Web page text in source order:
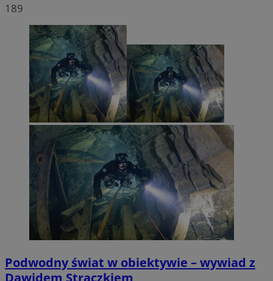
189
Podwodny świat w obiektywie – wywiad z
Dawidem Strączkiem